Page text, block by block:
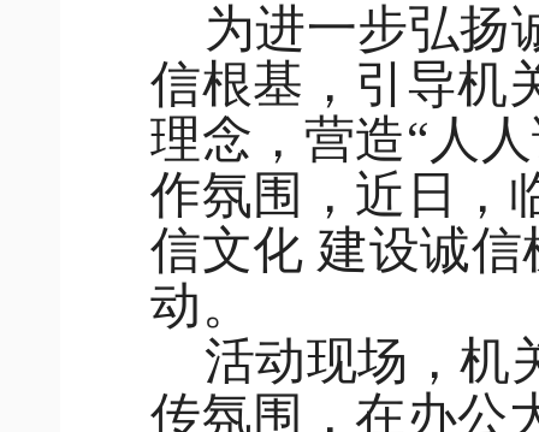
为进一步弘扬
信根基，引导机
理念，营造“人
作氛围，近日，
信文化 建设诚
动。
活动现场，机
传氛围，在办公